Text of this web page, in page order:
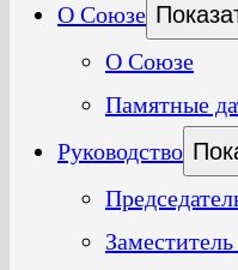
О Союзе
О Союзе
Памятные
Руководство